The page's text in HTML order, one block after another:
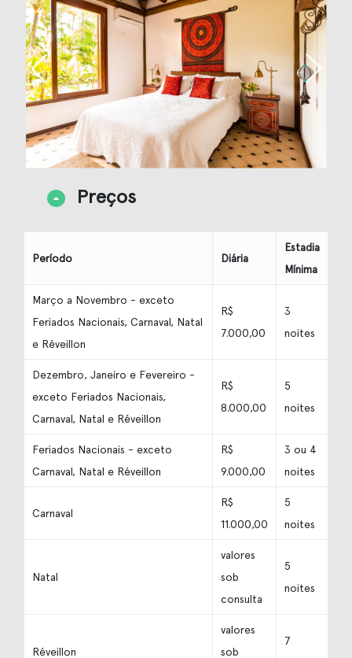
Preços
Período Diária
Estadia
Mínima
Março a Novembro - exceto
Feriados Nacionais, Carnaval, Natal
e Réveillon
R$
7.000,00
3
noites
Dezembro, Janeiro e Fevereiro -
exceto Feriados Nacionais,
Carnaval, Natal e Réveillon
R$
8.000,00
5
noites
Feriados Nacionais - exceto
Carnaval, Natal e Réveillon
R$
9.000,00
3 ou 4
noites
Carnaval
R$
11.000,00
5
noites
Natal
valores
sob
consulta
5
noites
Réveillon
valores
sob
7